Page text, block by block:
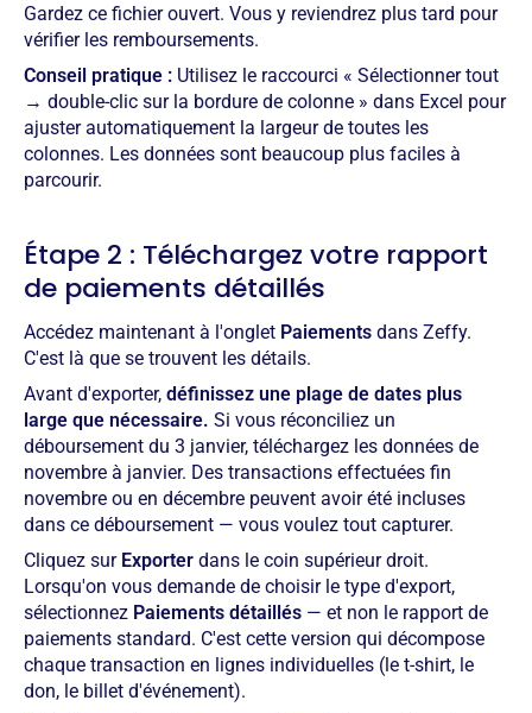
Gardez ce fichier ouvert. Vous y reviendrez plus tard pour
vérifier les remboursements.
Conseil pratique : Utilisez le raccourci « Sélectionner tout
→ double-clic sur la bordure de colonne » dans Excel pour
ajuster automatiquement la largeur de toutes les
colonnes. Les données sont beaucoup plus faciles à
parcourir.
Étape 2 : Téléchargez votre rapport
de paiements détaillés
Accédez maintenant à l'onglet Paiements dans Zeffy.
C'est là que se trouvent les détails.
Avant d'exporter, définissez une plage de dates plus
large que nécessaire. Si vous réconciliez un
déboursement du 3 janvier, téléchargez les données de
novembre à janvier. Des transactions effectuées fin
novembre ou en décembre peuvent avoir été incluses
dans ce déboursement — vous voulez tout capturer.
Cliquez sur Exporter dans le coin supérieur droit.
Lorsqu'on vous demande de choisir le type d'export,
sélectionnez Paiements détaillés — et non le rapport de
paiements standard. C'est cette version qui décompose
chaque transaction en lignes individuelles (le t-shirt, le
don, le billet d'événement).